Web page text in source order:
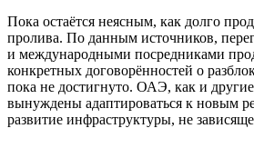
Пока остаётся неясным, как долго
пролива. По данным источников,
и международными посредниками
конкретных договорённостей о
пока не достигнуто. ОАЭ, как и
вынуждены адаптироваться к новым
развитие инфраструктуры, не